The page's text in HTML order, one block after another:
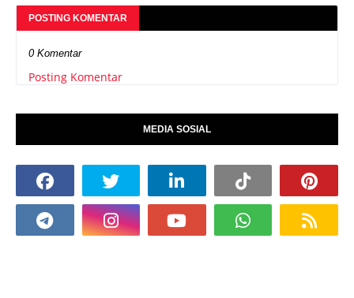
POSTING KOMENTAR
0 Komentar
Posting Komentar
MEDIA SOSIAL